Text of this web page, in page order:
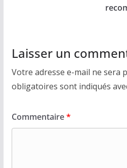
Laisser un
Votre adresse e-mail ne sera
obligatoires sont indiqués
Commentaire*